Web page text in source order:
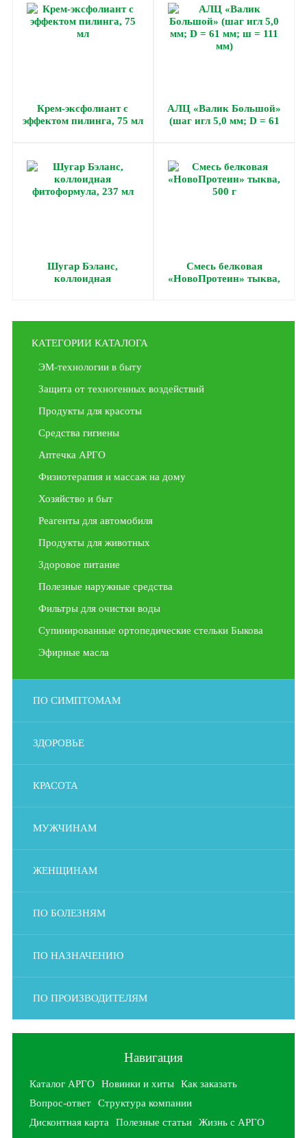
Крем-эксфолиант с
эффектом пилинга, 75 мл
АЛЦ «Валик Большой»
(шаг игл 5,0 мм; D = 61
Шугар Бэланс,
коллоидная
Смесь белковая
«НовоПротеин» тыква,
КАТЕГОРИИ КАТАЛОГА
ЭМ-технологии в быту
Защита от техногенных воздействий
Продукты для красоты
Средства гигиены
Аптечка АРГО
Физиотерапия и массаж на дому
Хозяйство и быт
Реагенты для автомобиля
Продукты для животных
Здоровое питание
Полезные наружные средства
Фильтры для очистки воды
Супинированные ортопедические стельки Быкова
Эфирные масла
ПО СИМПТОМАМ
ЗДОРОВЬЕ
КРАСОТА
МУЖЧИНАМ
ЖЕНЩИНАМ
ПО БОЛЕЗНЯМ
ПО НАЗНАЧЕНИЮ
ПО ПРОИЗВОДИТЕЛЯМ
Навигация
Каталог АРГО Новинки и хиты
Как заказать
Вопрос-ответ
Структура компании
Дисконтная карта
Полезные статьи Жизнь с АРГО